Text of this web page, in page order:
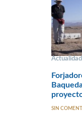
SIN